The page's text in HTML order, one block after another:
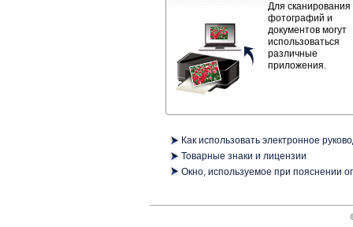
Для сканирования
фотографий и
документов могут
использоваться
различные
приложения.
Как использовать электронное
Товарные знаки и лицензии
Окно, используемое при пояснении